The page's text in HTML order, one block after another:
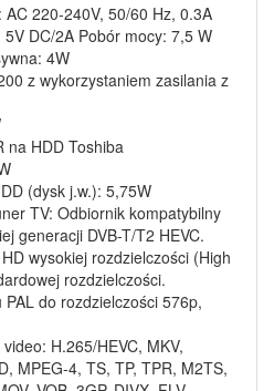
220-240V, 50/60 Hz, 0.3A
DC/2A Pobór mocy: 7,5 W
4W
z wykorzystaniem zasilania z
na HDD Toshiba
(dysk j.w.): 5,75W
TV: Odbiornik kompatybilny
generacji DVB-T/T2 HEVC.
wysokiej rozdzielczości (High
rozdzielczości.
PAL do rozdzielczości 576p,
H.265/HEVC, MKV,
MPEG-4, TS, TP, TPR, M2TS,